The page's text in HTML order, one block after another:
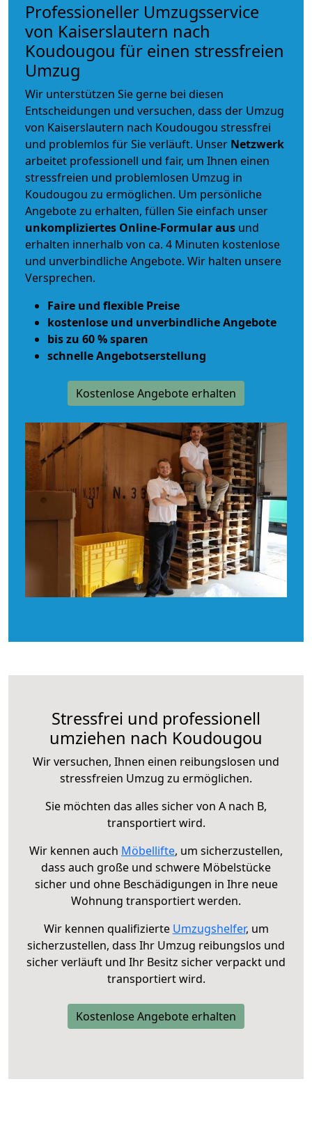
Professioneller Umzugsservice
von Kaiserslautern nach
Koudougou für einen stressfreien
Umzug
Wir unterstützen Sie gerne bei diesen
Entscheidungen und versuchen, dass der Umzug
von Kaiserslautern nach Koudougou stressfrei
und problemlos für Sie verläuft. Unser Netzwerk
arbeitet professionell und fair, um Ihnen einen
stressfreien und problemlosen Umzug in
Koudougou zu ermöglichen. Um persönliche
Angebote zu erhalten, füllen Sie einfach unser
unkompliziertes Online-Formular aus und
erhalten innerhalb von ca. 4 Minuten kostenlose
und unverbindliche Angebote. Wir halten unsere
Versprechen.
Faire und flexible Preise
kostenlose und unverbindliche Angebote
bis zu 60 % sparen
schnelle Angebotserstellung
Kostenlose Angebote erhalten
Stressfrei und professionell
umziehen nach Koudougou
Wir versuchen, Ihnen einen reibungslosen und
stressfreien Umzug zu ermöglichen.
Sie möchten das alles sicher von A nach B,
transportiert wird.
Wir kennen auch Möbellifte, um sicherzustellen,
dass auch große und schwere Möbelstücke
sicher und ohne Beschädigungen in Ihre neue
Wohnung transportiert werden.
Wir kennen qualifizierte Umzugshelfer, um
sicherzustellen, dass Ihr Umzug reibungslos und
sicher verläuft und Ihr Besitz sicher verpackt und
transportiert wird.
Kostenlose Angebote erhalten